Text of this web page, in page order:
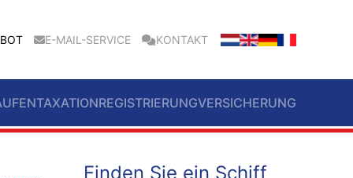
E-MAIL-SERVICE KONTAKT
TAXATIONREGISTRIERUNGVERSICHERUNG
Finden Sie ein Schiff